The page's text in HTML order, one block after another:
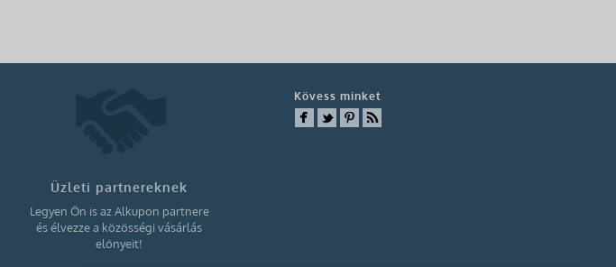
Üzleti partnereknek
Legyen Ön is az Alkupon partnere
és élvezze a közösségi vásárlás
előnyeit!
Kövess minket